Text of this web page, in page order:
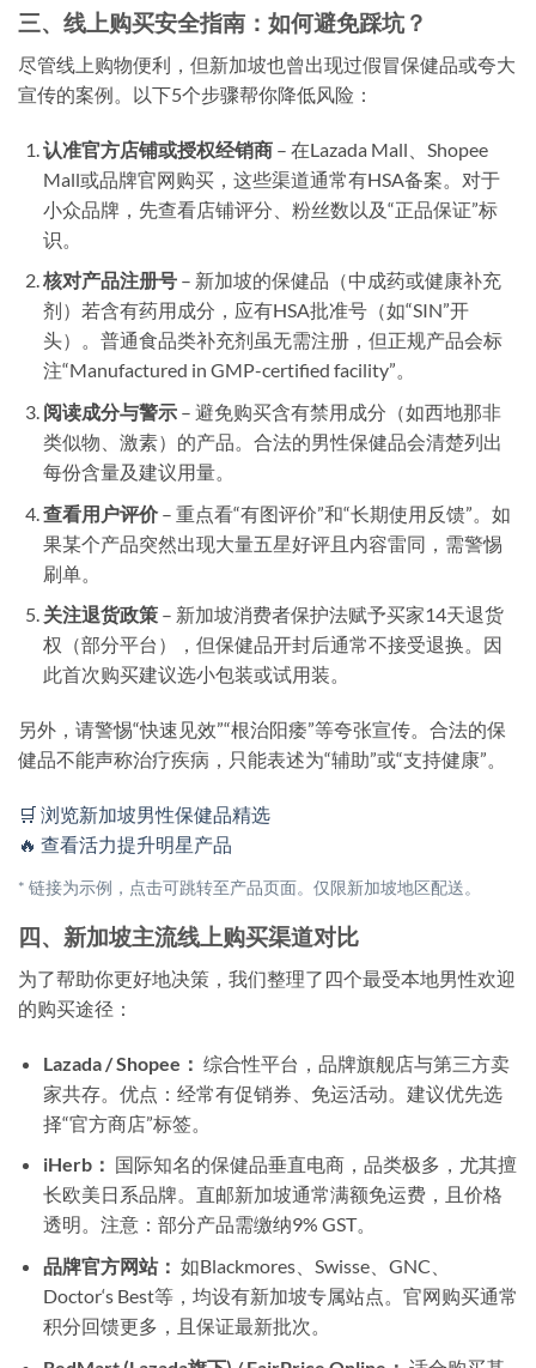
三、线上购买安全指南：如何避免踩坑？
尽管线上购物便利，但新加坡也曾出现过假冒保健品或夸大
宣传的案例。以下5个步骤帮你降低风险：
认准官方店铺或授权经销商– 在Lazada Mall、Shopee
Mall或品牌官网购买，这些渠道通常有HSA备案。对于
小众品牌，先查看店铺评分、粉丝数以及“正品保证”标
识。
核对产品注册号– 新加坡的保健品（中成药或健康补充
剂）若含有药用成分，应有HSA批准号（如“SIN”开
头）。普通食品类补充剂虽无需注册，但正规产品会标
注“Manufactured in GMP-certified facility”。
阅读成分与警示– 避免购买含有禁用成分（如西地那非
类似物、激素）的产品。合法的男性保健品会清楚列出
每份含量及建议用量。
查看用户评价– 重点看“有图评价”和“长期使用反馈”。如
果某个产品突然出现大量五星好评且内容雷同，需警惕
刷单。
关注退货政策– 新加坡消费者保护法赋予买家14天退货
权（部分平台），但保健品开封后通常不接受退换。因
此首次购买建议选小包装或试用装。
另外，请警惕“快速见效”“根治阳痿”等夸张宣传。合法的保
健品不能声称治疗疾病，只能表述为“辅助”或“支持健康”。
🛒 浏览新加坡男性保健品精选
🔥 查看活力提升明星产品
* 链接为示例，点击可跳转至产品页面。仅限新加坡地区配送。
四、新加坡主流线上购买渠道对比
为了帮助你更好地决策，我们整理了四个最受本地男性欢迎
的购买途径：
Lazada / Shopee： 综合性平台，品牌旗舰店与第三方卖
家共存。优点：经常有促销券、免运活动。建议优先选
择“官方商店”标签。
iHerb： 国际知名的保健品垂直电商，品类极多，尤其擅
长欧美日系品牌。直邮新加坡通常满额免运费，且价格
透明。注意：部分产品需缴纳9% GST。
品牌官方网站： 如Blackmores、Swisse、GNC、
Doctor‘s Best等，均设有新加坡专属站点。官网购买通常
积分回馈更多，且保证最新批次。